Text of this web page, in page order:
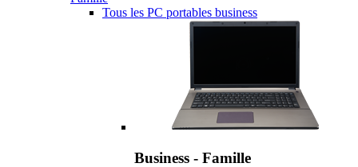
Tous les PC portables business
Business - Famille